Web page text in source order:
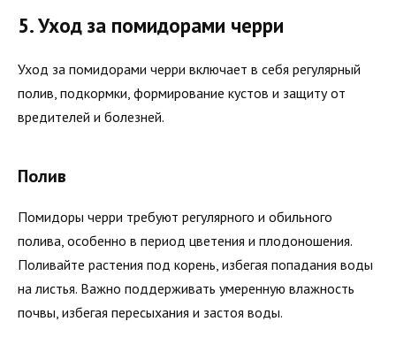
5. Уход за помидорами черри
Уход за помидорами черри включает в себя регулярный
полив, подкормки, формирование кустов и защиту от
вредителей и болезней.
Полив
Помидоры черри требуют регулярного и обильного
полива, особенно в период цветения и плодоношения.
Поливайте растения под корень, избегая попадания воды
на листья. Важно поддерживать умеренную влажность
почвы, избегая пересыхания и застоя воды.